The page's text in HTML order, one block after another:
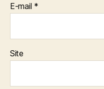
E-mail *
Site